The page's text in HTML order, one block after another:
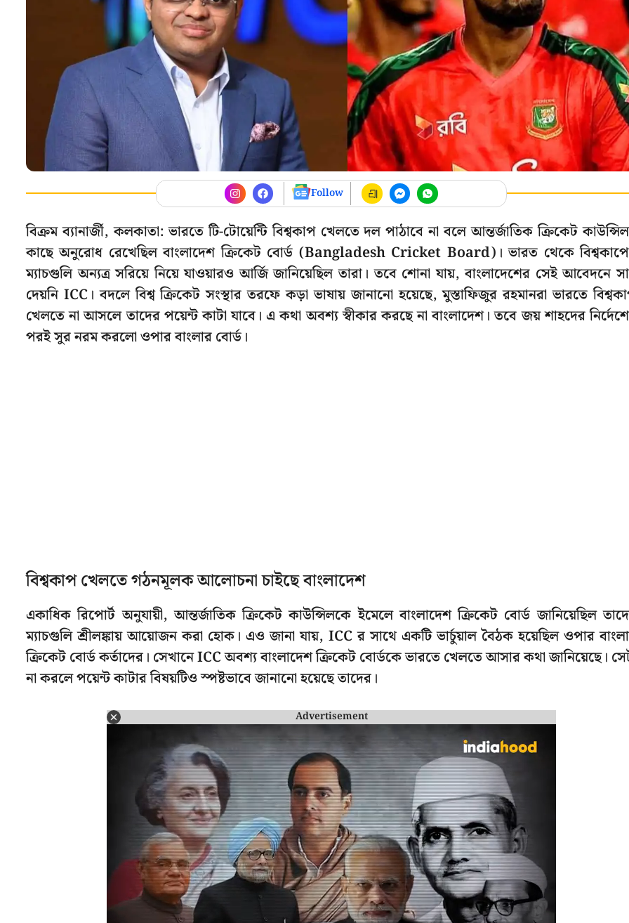
Follow
বিক্রম ব্যানার্জী, কলকাতা: ভারতে টি-টোয়েন্টি বিশ্বকাপ খেলতে দল পাঠাবে না বলে আন্তর্জাতিক ক্রিকেট
কাছে অনুরোধ রেখেছিল বাংলাদেশ ক্রিকেট বোর্ড (Bangladesh Cricket Board)। ভারত থেকে
ম্যাচগুলি অন্যত্র সরিয়ে নিয়ে যাওয়ারও আর্জি জানিয়েছিল তারা। তবে শোনা যায়, বাংলাদেশের সেই আবেদনে
দেয়নি ICC। বদলে বিশ্ব ক্রিকেট সংস্থার তরফে কড়া ভাষায় জানানো হয়েছে, মুস্তাফিজুর রহমানরা ভারতে
খেলতে না আসলে তাদের পয়েন্ট কাটা যাবে। এ কথা অবশ্য স্বীকার করছে না বাংলাদেশ। তবে জয় শাহদের
পরই সুর নরম করলো ওপার বাংলার বোর্ড।
বিশ্বকাপ খেলতে গঠনমূলক আলোচনা চাইছে বাংলাদেশ
একাধিক রিপোর্ট অনুযায়ী, আন্তর্জাতিক ক্রিকেট কাউন্সিলকে ইমেলে বাংলাদেশ ক্রিকেট বোর্ড জানিয়েছিল
ম্যাচগুলি শ্রীলঙ্কায় আয়োজন করা হোক। এও জানা যায়, ICC র সাথে একটি ভার্চুয়াল বৈঠক হয়েছিল ওপার
ক্রিকেট বোর্ড কর্তাদের। সেখানে ICC অবশ্য বাংলাদেশ ক্রিকেট বোর্ডকে ভারতে খেলতে আসার কথা জানিয়েছে।
না করলে পয়েন্ট কাটার বিষয়টিও স্পষ্টভাবে জানানো হয়েছে তাদের।
Advertisement